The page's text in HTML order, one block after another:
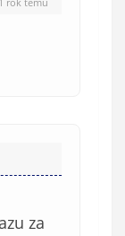
za